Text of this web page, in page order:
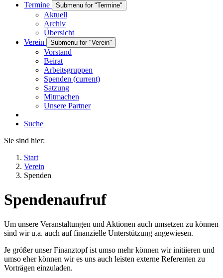
Termine
Submenu for "Termine"
Aktuell
Archiv
Übersicht
Verein
Submenu for "Verein"
Vorstand
Beirat
Arbeitsgruppen
Spenden (current)
Satzung
Mitmachen
Unsere Partner
Suche
Sie sind hier:
Start
Verein
Spenden
Spendenaufruf
Um unsere Veranstaltungen und Aktionen auch umsetzen zu können
sind wir u.a. auch auf finanzielle Unterstützung angewiesen.
Je größer unser Finanztopf ist umso mehr können wir initiieren und
umso eher können wir es uns auch leisten externe Referenten zu
Vorträgen einzuladen.